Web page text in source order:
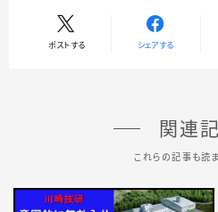
ポストする シェアする
関連
これらの記事も読